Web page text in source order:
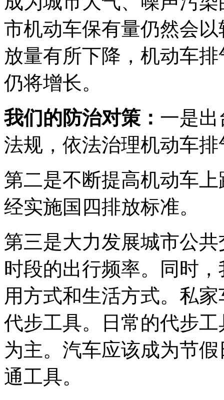
市机动车保有量仍然会
放量有所下降，机动车
仍将增长。
我们的防治对策： 一是
法规，依法治理机动车
第二是不断提高机动车
经实施国四排放标准。
第三是大力发展城市公
时段的出行频率。同时
用方式和生活方式。私
代步工具。日常的代步
为主。汽车应该成为节
通工具。